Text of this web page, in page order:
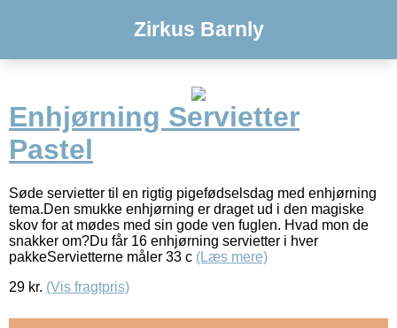
Zirkus Barnly
Enhjørning Servietter
Pastel
Søde servietter til en rigtig pigefødselsdag med enhjørning
tema.Den smukke enhjørning er draget ud i den magiske
skov for at mødes med sin gode ven fuglen. Hvad mon de
snakker om?Du får 16 enhjørning servietter i hver
pakkeServietterne måler 33 c (Læs mere)
29 kr. (Vis fragtpris)